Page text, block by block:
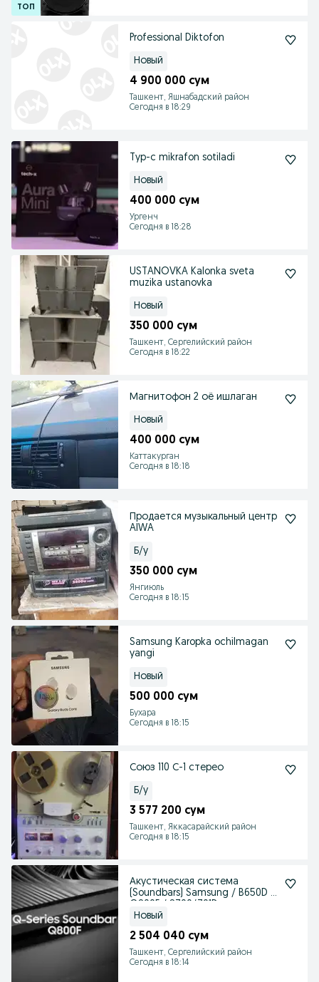
Professional Diktofon
Новый
4 900 000 сум
Ташкент, Яшнабадский район
Сегодня в 18:29
Typ-c mikrafon sotiladi
Новый
400 000 сум
Ургенч
Сегодня в 18:28
USTANOVKA Kalonka sveta
muzika ustanovka
Новый
350 000 сум
Ташкент, Сергелийский район
Сегодня в 18:22
Магнитофон 2 оё ишлаган
Новый
400 000 сум
Каттакурган
Сегодня в 18:18
Продается музыкальный центр
AIWA
Б/у
350 000 сум
Янгиюль
Сегодня в 18:15
Samsung Karopka ochilmagan
yangi
Новый
500 000 сум
Бухара
Сегодня в 18:15
Союз 110 С-1 стерео
Б/у
3 577 200 сум
Ташкент, Яккасарайский район
Сегодня в 18:15
Акустическая система
(Soundbars) Samsung / B650D /
Новый
2 504 040 сум
Ташкент, Сергелийский район
Сегодня в 18:14